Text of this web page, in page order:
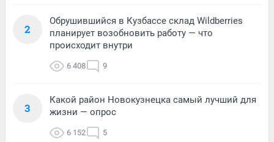
2
Обрушившийся в Кузбассе склад Wildberries
планирует возобновить работу — что
происходит внутри
6 408 9
3
Какой район Новокузнецка самый лучший для
жизни — опрос
6 152 5